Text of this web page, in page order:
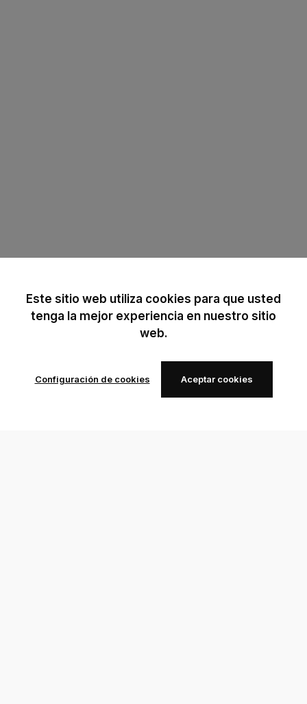
Este sitio web utiliza cookies para que usted
tenga la mejor experiencia en nuestro sitio
web.
Configuración de cookies Aceptar cookies